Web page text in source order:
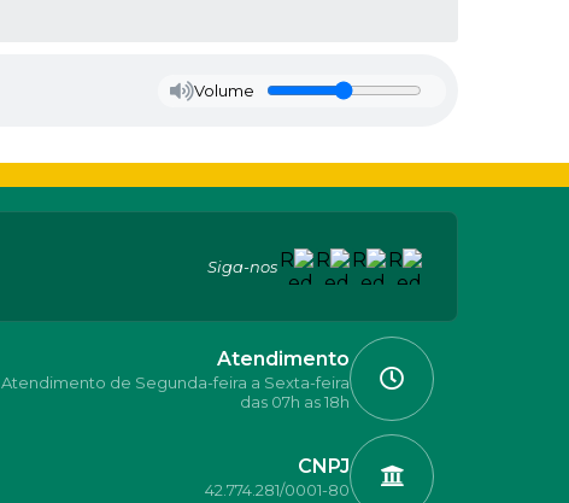
Volume
Siga-nos
Atendimento
Atendimento de Segunda-feira a Sexta-feira
das 07h as 18h
CNPJ
42.774.281/0001-80